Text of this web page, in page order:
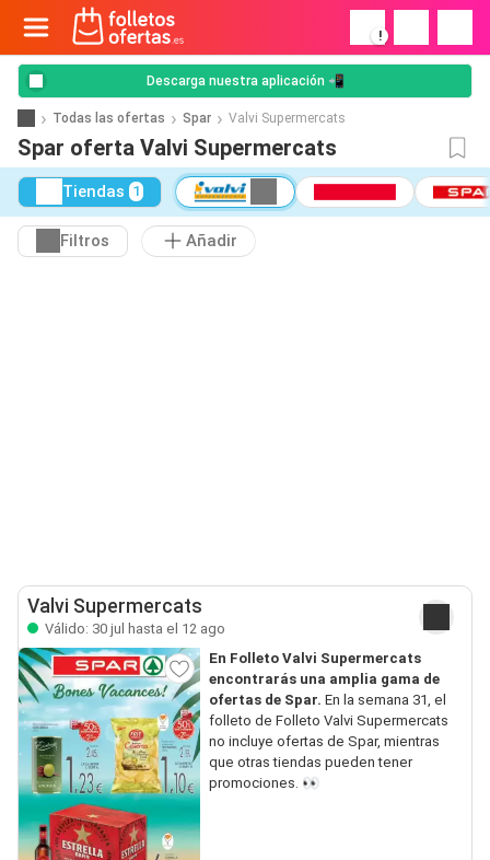
!
Descarga nuestra aplicación 📲
Todas las ofertas Spar Valvi Supermercats
Spar oferta Valvi Supermercats
Tiendas 1
Filtros Añadir
Valvi Supermercats
Válido: 30 jul hasta el 12 ago
En Folleto Valvi Supermercats
encontrarás una amplia gama de
ofertas de Spar. En la semana 31, el
folleto de Folleto Valvi Supermercats
no incluye ofertas de Spar, mientras
que otras tiendas pueden tener
promociones. 👀